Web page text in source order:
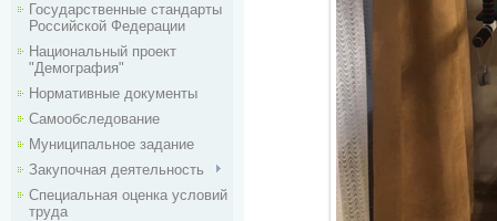
Государственные стандарты
Российской Федерации
Национальный проект
"Демография"
Нормативные документы
Самообследование
Муниципальное задание
Закупочная деятельность
Специальная оценка условий
труда